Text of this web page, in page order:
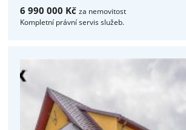
6 990 000 Kč za nemovitost
Kompletní právní servis služeb.